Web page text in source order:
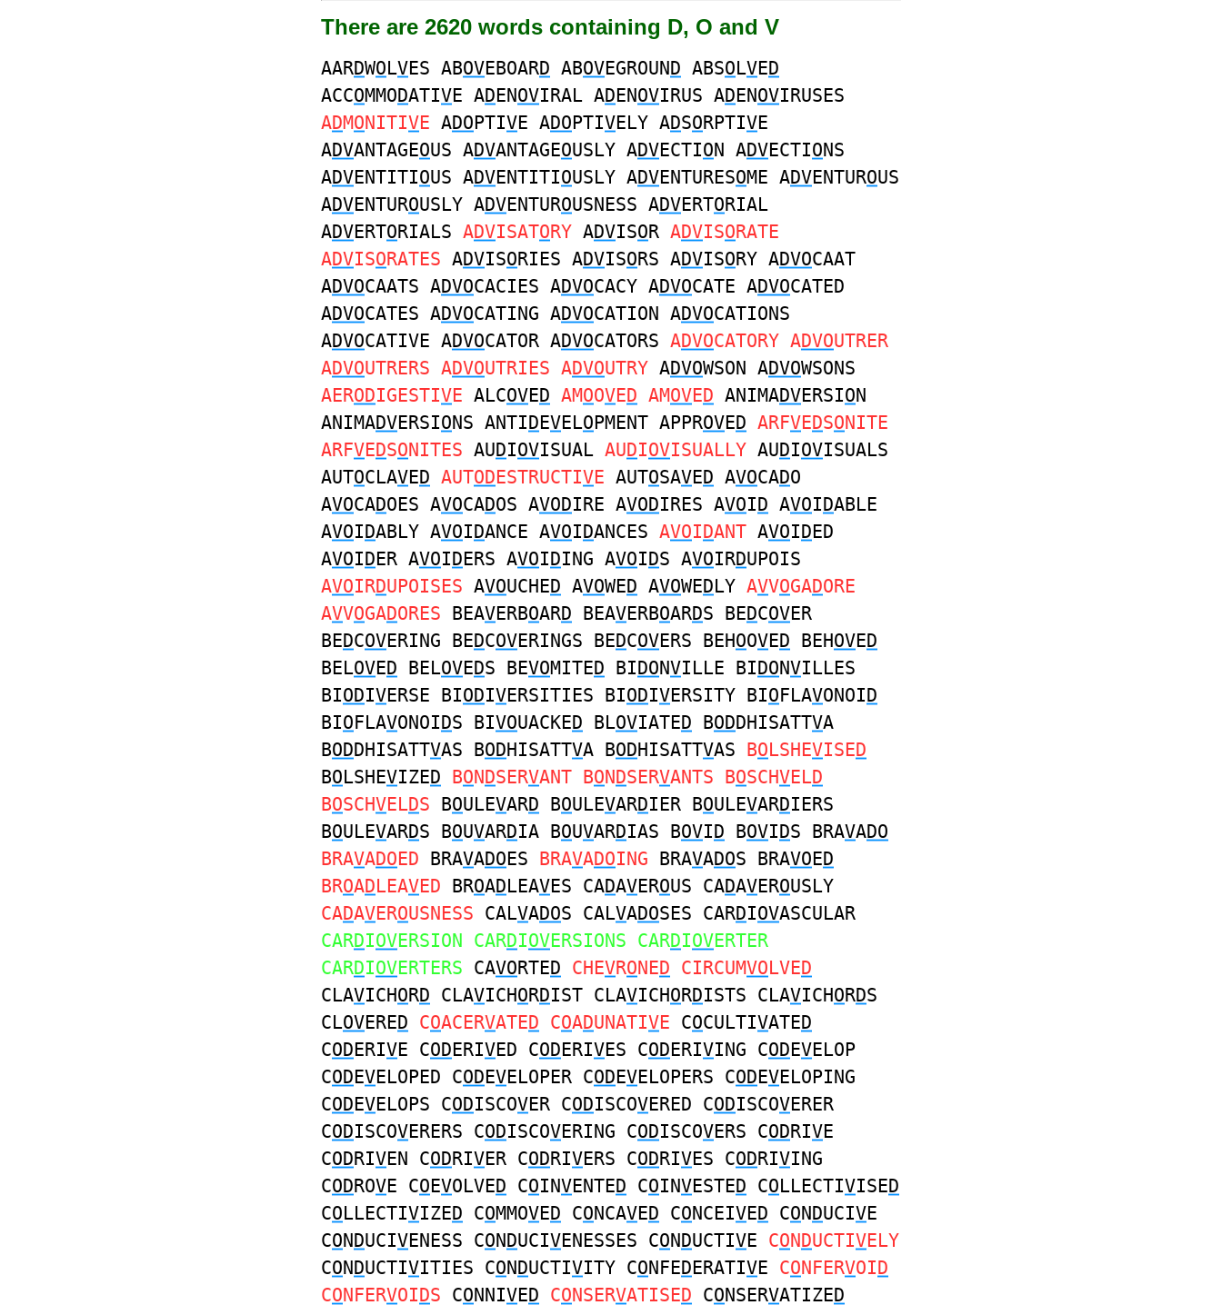
There are 2620 words containing D, O and V
AARDWOLVES ABOVEBOARD ABOVEGROUND ABSOLVED
ACCOMMODATIVE ADENOVIRAL ADENOVIRUS ADENOVIRUSES
ADMONITIVE ADOPTIVE ADOPTIVELY ADSORPTIVE
ADVANTAGEOUS ADVANTAGEOUSLY ADVECTION ADVECTIONS
ADVENTITIOUS ADVENTITIOUSLY ADVENTURESOME ADVENTUROUS
ADVENTUROUSLY ADVENTUROUSNESS ADVERTORIAL
ADVERTORIALS ADVISATORY ADVISOR ADVISORATE
ADVISORATES ADVISORIES ADVISORS ADVISORY ADVOCAAT
ADVOCAATS ADVOCACIES ADVOCACY ADVOCATE ADVOCATED
ADVOCATES ADVOCATING ADVOCATION ADVOCATIONS
ADVOCATIVE ADVOCATOR ADVOCATORS ADVOCATORY ADVOUTRER
ADVOUTRERS ADVOUTRIES ADVOUTRY ADVOWSON ADVOWSONS
AERODIGESTIVE ALCOVED AMOOVED AMOVED ANIMADVERSION
ANIMADVERSIONS ANTIDEVELOPMENT APPROVED ARFVEDSONITE
ARFVEDSONITES AUDIOVISUAL AUDIOVISUALLY AUDIOVISUALS
AUTOCLAVED AUTODESTRUCTIVE AUTOSAVED AVOCADO
AVOCADOES AVOCADOS AVODIRE AVODIRES AVOID AVOIDABLE
AVOIDABLY AVOIDANCE AVOIDANCES AVOIDANT AVOIDED
AVOIDER AVOIDERS AVOIDING AVOIDS AVOIRDUPOIS
AVOIRDUPOISES AVOUCHED AVOWED AVOWEDLY AVVOGADORE
AVVOGADORES BEAVERBOARD BEAVERBOARDS BEDCOVER
BEDCOVERING BEDCOVERINGS BEDCOVERS BEHOOVED BEHOVED
BELOVED BELOVEDS BEVOMITED BIDONVILLE BIDONVILLES
BIODIVERSE BIODIVERSITIES BIODIVERSITY BIOFLAVONOID
BIOFLAVONOIDS BIVOUACKED BLOVIATED BODDHISATTVA
BODDHISATTVAS BODHISATTVA BODHISATTVAS BOLSHEVISED
BOLSHEVIZED BONDSERVANT BONDSERVANTS BOSCHVELD
BOSCHVELDS BOULEVARD BOULEVARDIER BOULEVARDIERS
BOULEVARDS BOUVARDIA BOUVARDIAS BOVID BOVIDS BRAVADO
BRAVADOED BRAVADOES BRAVADOING BRAVADOS BRAVOED
BROADLEAVED BROADLEAVES CADAVEROUS CADAVEROUSLY
CADAVEROUSNESS CALVADOS CALVADOSES CARDIOVASCULAR
CARDIOVERSION CARDIOVERSIONS CARDIOVERTER
CARDIOVERTERS CAVORTED CHEVRONED CIRCUMVOLVED
CLAVICHORD CLAVICHORDIST CLAVICHORDISTS CLAVICHORDS
CLOVERED COACERVATED COADUNATIVE COCULTIVATED
CODERIVE CODERIVED CODERIVES CODERIVING CODEVELOP
CODEVELOPED CODEVELOPER CODEVELOPERS CODEVELOPING
CODEVELOPS CODISCOVER CODISCOVERED CODISCOVERER
CODISCOVERERS CODISCOVERING CODISCOVERS CODRIVE
CODRIVEN CODRIVER CODRIVERS CODRIVES CODRIVING
CODROVE COEVOLVED COINVENTED COINVESTED COLLECTIVISED
COLLECTIVIZED COMMOVED CONCAVED CONCEIVED CONDUCIVE
CONDUCIVENESS CONDUCIVENESSES CONDUCTIVE CONDUCTIVELY
CONDUCTIVITIES CONDUCTIVITY CONFEDERATIVE CONFERVOID
CONFERVOIDS CONNIVED CONSERVATISED CONSERVATIZED